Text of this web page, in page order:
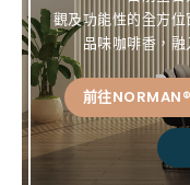
觀及功能性的全方
品味咖啡香，
前往